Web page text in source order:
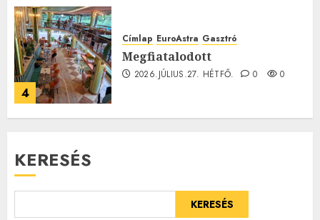
4
Címlap EuroAstra Gasztró
Megfiatalodott
2026.JÚLIUS.27. HÉTFŐ. 0 0
KERESÉS
KERESÉS